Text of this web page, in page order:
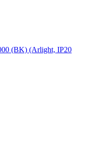
(BK) (Arlight, IP20